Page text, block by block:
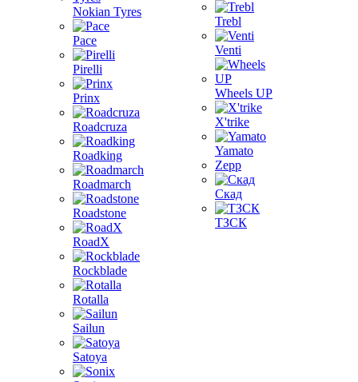
Nokian Tyres
Pace
Pirelli
Prinx
Roadcruza
Roadking
Roadmarch
Roadstone
RoadX
Rockblade
Rotalla
Sailun
Satoya
Trebl
Venti
Wheels UP
X'trike
Yamato
Zepp
Скад
ТЗСК